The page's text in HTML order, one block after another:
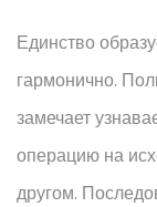
Единство
гармонично.
замечает
операцию на
другом.